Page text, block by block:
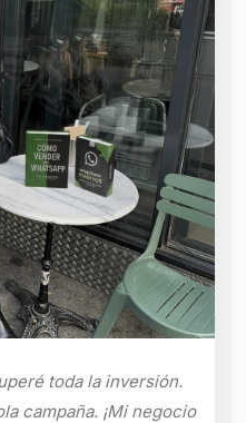
toda la inversión.
campaña. ¡Mi negocio